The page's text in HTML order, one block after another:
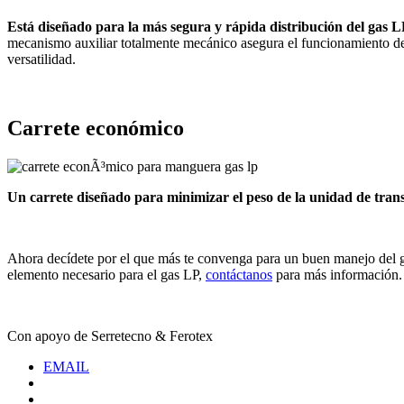
Está diseñado para la más segura y rápida distribución del gas
mecanismo auxiliar totalmente mecánico asegura el funcionamiento
versatilidad.
Carrete económico
Un carrete diseñado para minimizar el peso de la unidad de
Ahora decídete por el que más te convenga para un buen manejo
elemento necesario para el gas LP, contáctanos para más información.
Con apoyo de Serretecno & Ferotex
EMAIL